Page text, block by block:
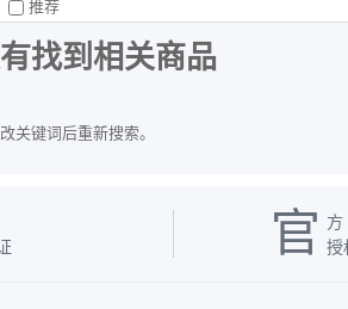
推荐
找到相关商品
关键词后重新搜索。
官 方
授